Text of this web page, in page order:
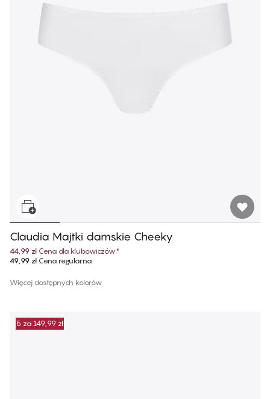
Claudia Majtki damskie Cheeky
44,99 zł Cena dla klubowiczów*
49,99 złCena regularna
Więcej dostępnych kolorów
5 za 149,99 zł